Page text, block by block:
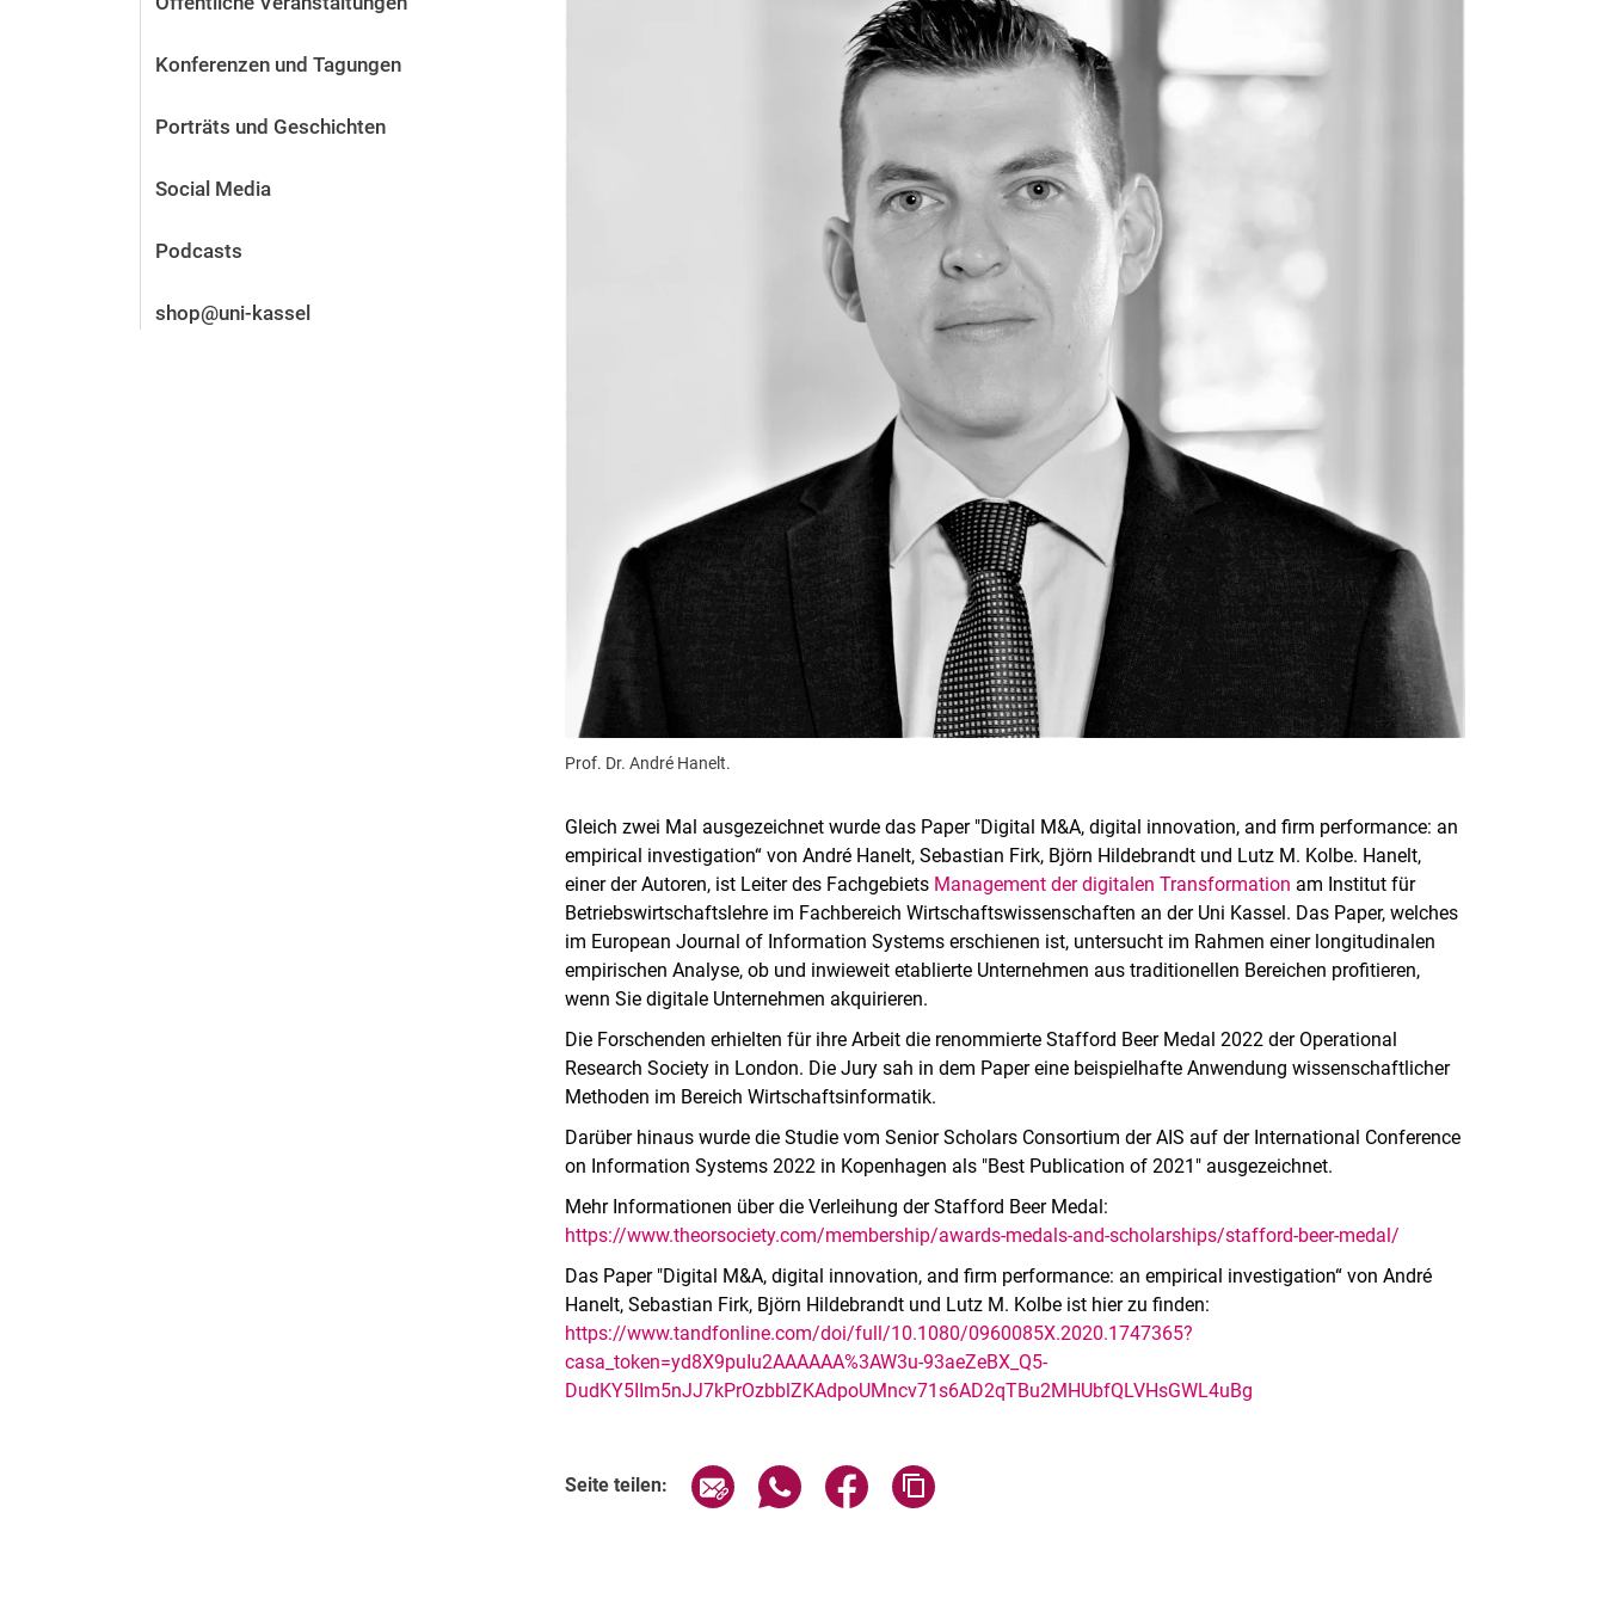
Stellenangebote
Alum­ni und Freunde
Kontakt und Standorte
Konferenzen und Tagungen
Porträts und Geschichten
Social Media
Podcasts
shop@uni-kassel
Prof. Dr. André Hanelt.
Gleich zwei Mal ausgezeichnet wurde das Paper "Digital M&A, digital innovation, and firm performance: an
empirical investigation“ von André Hanelt, Sebastian Firk, Björn Hildebrandt und Lutz M. Kolbe. Hanelt,
einer der Autoren, ist Leiter des Fachgebiets Management der digitalen Transformation am Institut für
Betriebswirtschaftslehre im Fachbereich Wirtschaftswissenschaften an der Uni Kassel. Das Paper, welches
im European Journal of Information Systems erschienen ist, untersucht im Rahmen einer longitudinalen
empirischen Analyse, ob und inwieweit etablierte Unternehmen aus traditionellen Bereichen profitieren,
wenn Sie digitale Unternehmen akquirieren.
Die Forschenden erhielten für ihre Arbeit die renommierte Stafford Beer Medal 2022 der Operational
Research Society in London. Die Jury sah in dem Paper eine beispielhafte Anwendung wissenschaftlicher
Methoden im Bereich Wirtschaftsinformatik.
Darüber hinaus wurde die Studie vom Senior Scholars Consortium der AIS auf der International Conference
on Information Systems 2022 in Kopenhagen als "Best Publication of 2021" ausgezeichnet.
Mehr Informationen über die Verleihung der Stafford Beer Medal:
https://www.theorsociety.com/membership/awards-medals-and-scholarships/stafford-beer-medal/
Das Paper "Digital M&A, digital innovation, and firm performance: an empirical investigation“ von André
Hanelt, Sebastian Firk, Björn Hildebrandt und Lutz M. Kolbe ist hier zu finden:
https://www.tandfonline.com/doi/full/10.1080/0960085X.2020.1747365?
casa_token=yd8X9puIu2AAAAAA%3AW3u-93aeZeBX_Q5-
DudKY5IIm5nJJ7kPrOzbblZKAdpoUMncv71s6AD2qTBu2MHUbfQLVHsGWL4uBg
Seite teilen: Seite über E-Mail teilen
Seite über WhatsApp teilen (externer Link, öffnet neues Fenster)
Seite über Facebook teilen (externer Link, öffnet neues Fenster)